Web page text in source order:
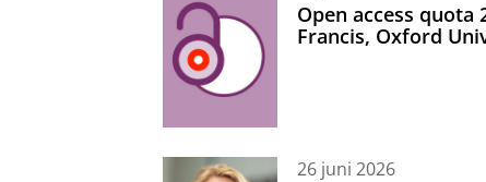
Open access
Francis, Oxford
26 juni 2026